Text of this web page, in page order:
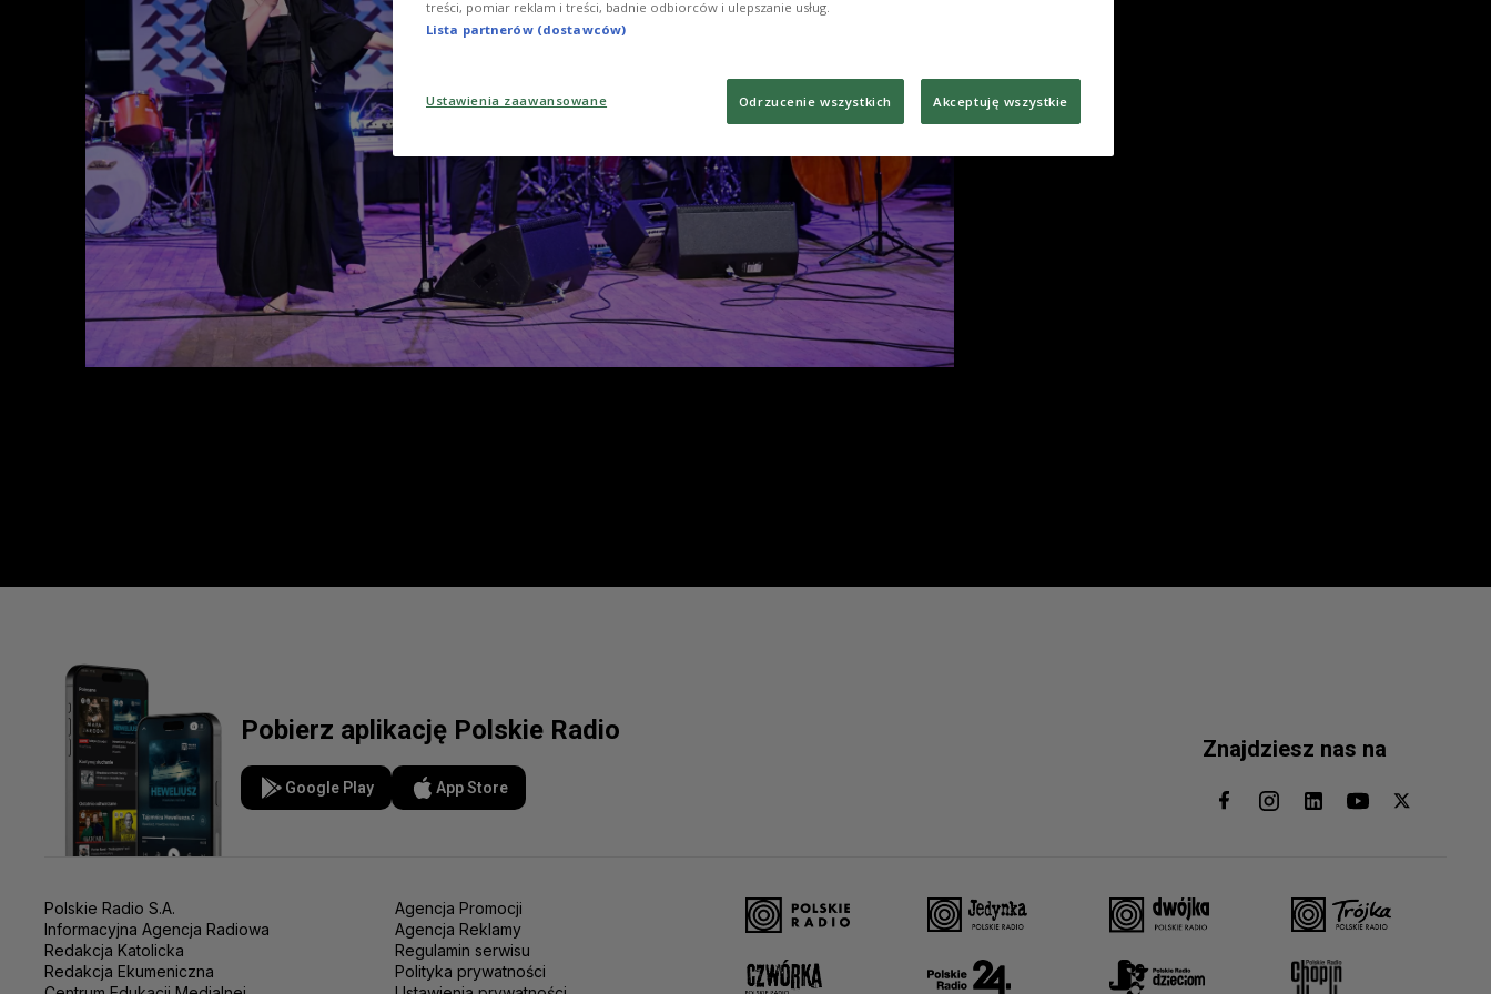
Pobierz aplikację Polskie Radio
Google Play App Store
Znajdziesz nas na
Polskie Radio S.A.
Informacyjna Agencja Radiowa
Redakcja Katolicka
Redakcja Ekumeniczna
Agencja Promocji
Agencja Reklamy
Regulamin serwisu
Polityka prywatności
treści, pomiar reklam i treści, badnie odbiorców i ulepszanie usług.
Lista partnerów (dostawców)
Ustawienia zaawansowane Odrzucenie wszystkich Akceptuję wszystkie